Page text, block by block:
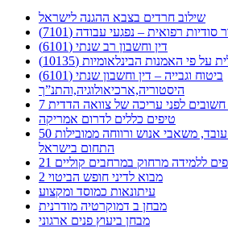
שילוב חרדים בצבא ההגנה לישראל
סודיות רפואית – נפגעי עבודה (7101)
דין וחשבון רב שנתי (6101)
פי האמנות הבינלאומיות (10135)
ביטוח וגבייה – דין וחשבון שנתי (6101)
היסטוריה,ארכיאולוגיה,והתנ”ך
חשובים לפני עריכה של צוואה הדדית
טיפים כללים לדרום אמריקה
50 טיפים ויותר לניהול חווית עובד, משאבי אנוש ורווחה ממובילות
התחום בישראל
טיפים ללמידה מרחוק במרחבים קוליים
מבוא לדיני חופש הביטוי 2
עיתונאות כמוסד ומקצוע
מבחן ב דמוקרטיה מודרנית
מבחן ביעוץ פנים ארגוני